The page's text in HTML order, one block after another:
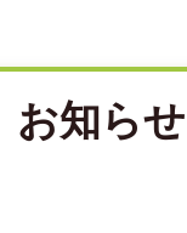
お知らせ